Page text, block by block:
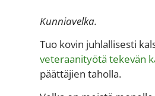
Kunniavelka.
Tuo kovin juhlallisesti
veteraanityötä tekevän
päättäjien taholla.